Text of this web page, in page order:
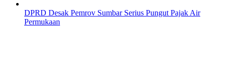
DPRD Desak Pemrov Sumbar Serius Pungut Pajak Air
Permukaan